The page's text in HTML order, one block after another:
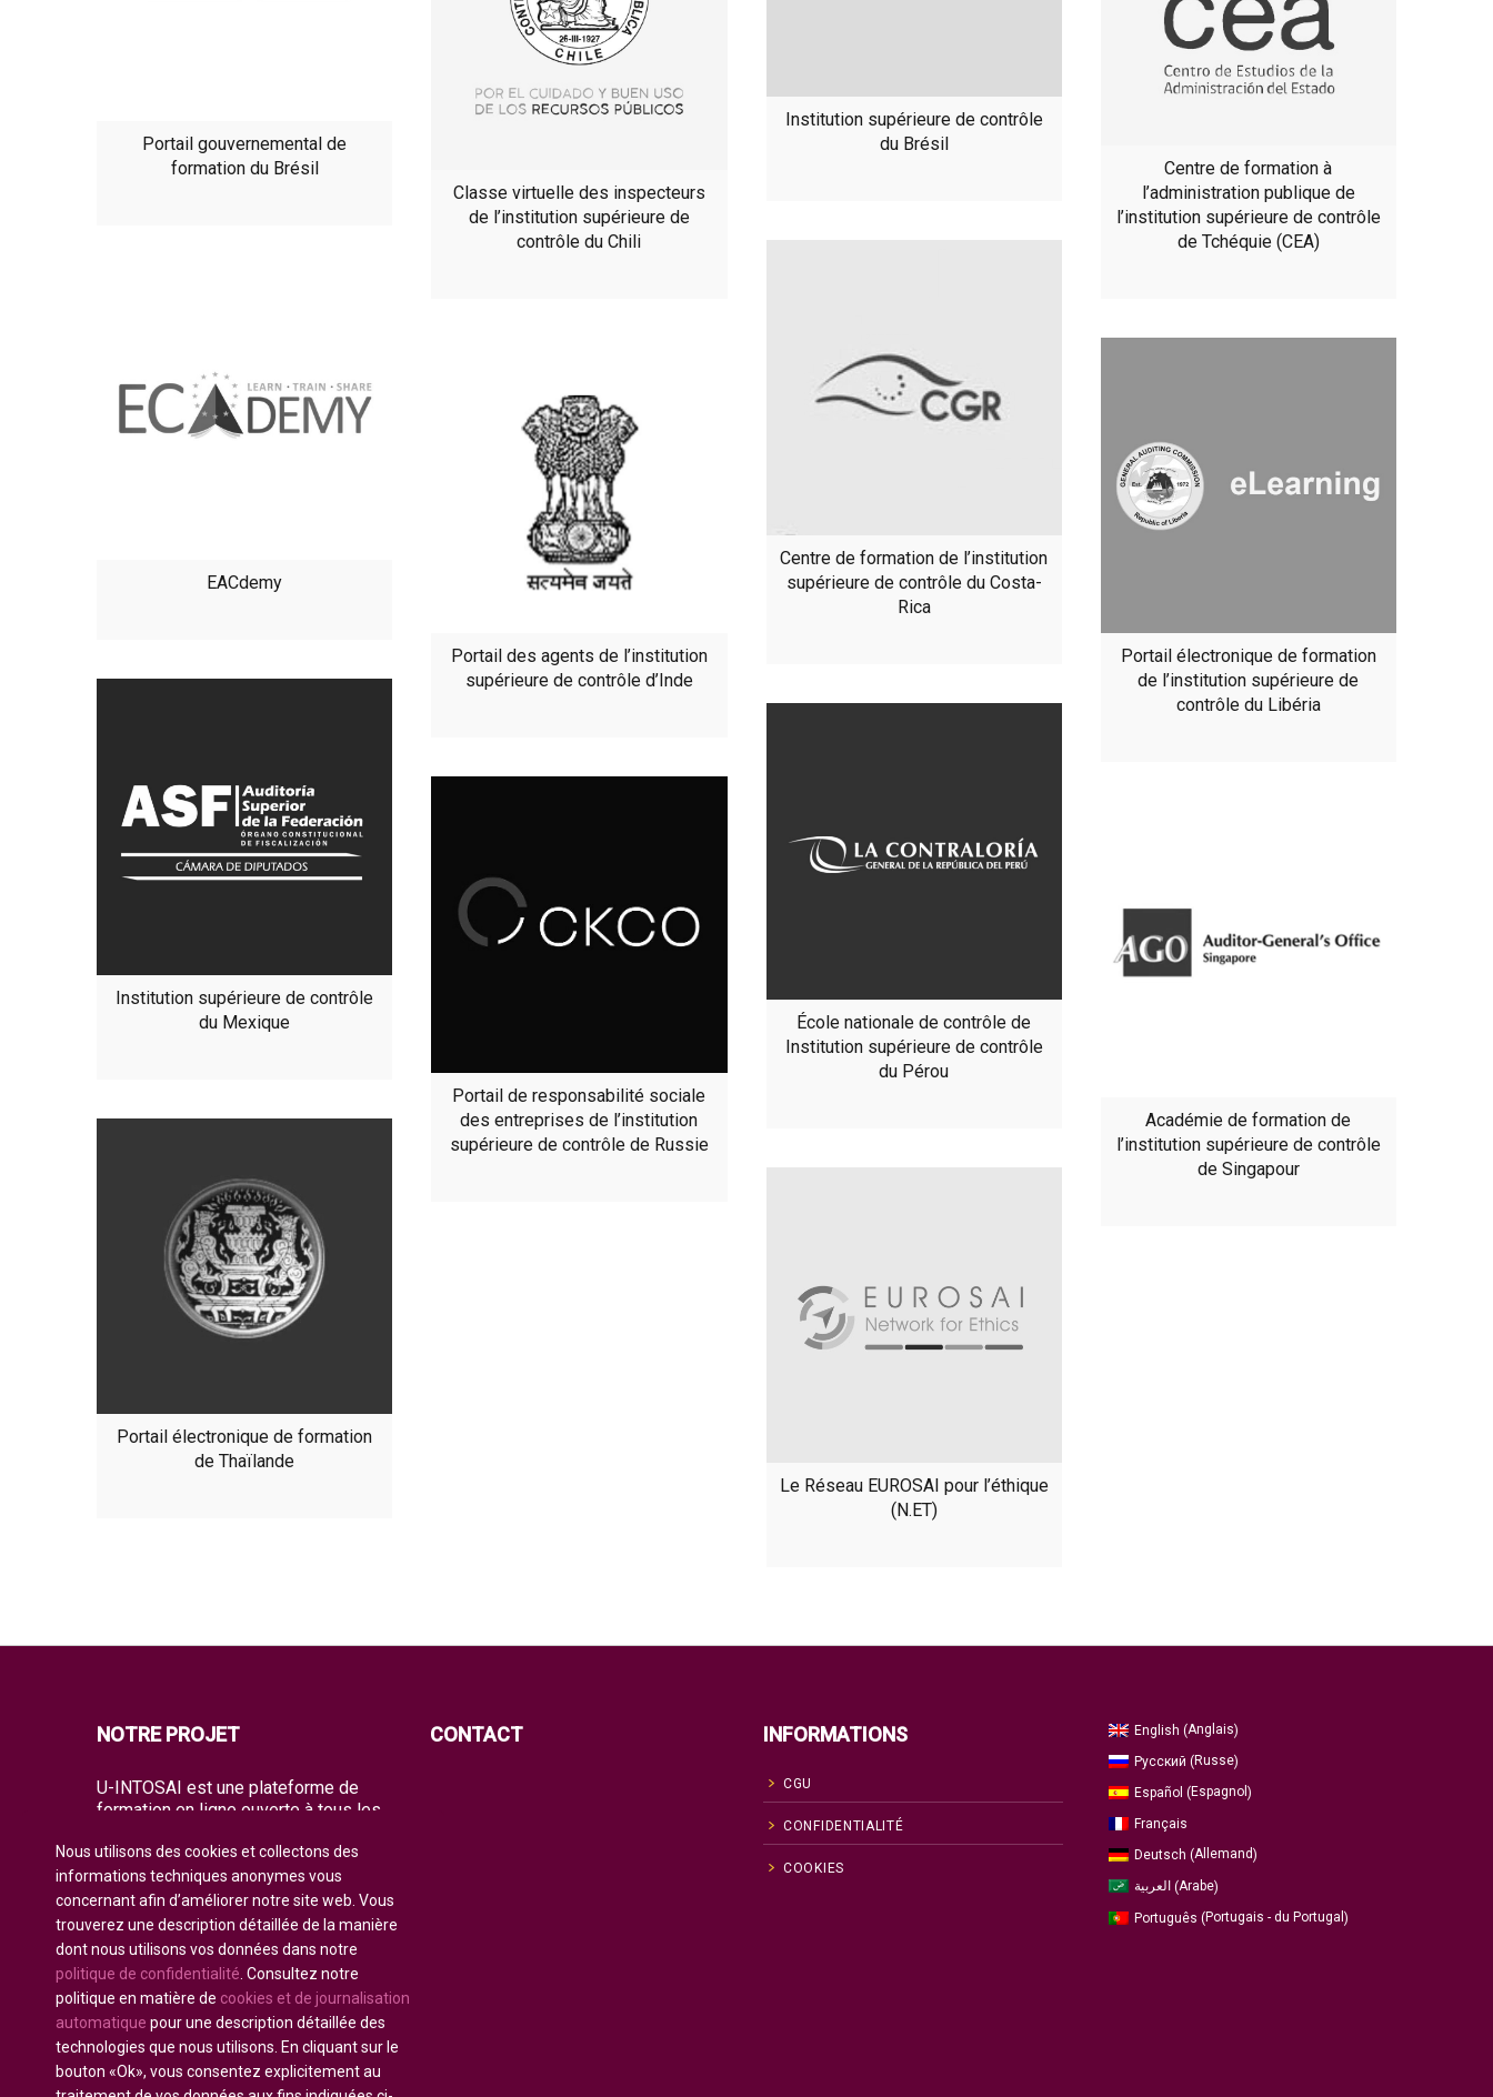
Institution supérieure de contrôle
du Brésil
Portail gouvernemental de
formation du Brésil
Centre de formation à
l’administration publique de
l’institution supérieure de contrôle
de Tchéquie (CEA)
Classe virtuelle des inspecteurs
de l’institution supérieure de
contrôle du Chili
Centre de formation de l’institution
supérieure de contrôle du Costa-
Rica
EACdemy
Portail des agents de l’institution
supérieure de contrôle d’Inde
Portail électronique de formation
de l’institution supérieure de
contrôle du Libéria
Institution supérieure de contrôle
du Mexique
École nationale de contrôle de
Institution supérieure de contrôle
du Pérou
Portail de responsabilité sociale
des entreprises de l’institution
supérieure de contrôle de Russie
Académie de formation de
l’institution supérieure de contrôle
de Singapour
Portail électronique de formation
de Thaïlande
Le Réseau EUROSAI pour l’éthique
(N.ET)
NOTRE PROJET
U-INTOSAI est une plateforme de
formation en ligne ouverte à tous les
un espace unique de partage
d’expériences et de connaissances
avancées.
L’Université offre à l’ensemble de la
communauté mondiale de l’audit à la
fois des formats de formation
classiques et les meilleurs projets de
formation et guides pratiques de
l’INTOSAI. Elle rassemble les
initiatives didactiques existantes pour
former les auditeurs de l’avenir.
CONTACT INFORMATIONS
CGU
CONFIDENTIALITÉ
COOKIES
English (Anglais)
Русский (Russe)
Español (Espagnol )
Français
Deutsch (Allemand)
العربية (Arabe)
Português (Portugais - du Portugal )
Nous utilisons des cookies et collectons des
informations techniques anonymes vous
concernant afin d’améliorer notre site web. Vous
trouverez une description détaillée de la manière
dont nous utilisons vos données dans notre
politique de confidentialité . Consultez notre
politique en matière de cookies et de journalisation
automatique pour une description détaillée des
technologies que nous utilisons. En cliquant sur le
bouton «Ok», vous consentez explicitement au